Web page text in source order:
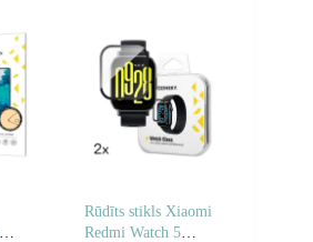
Rūdīts stikls Xiaomi
Redmi Watch 5